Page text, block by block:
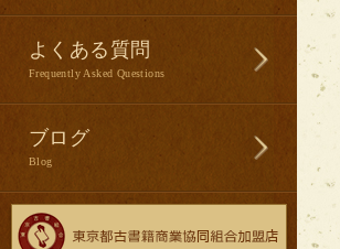
よくある質問
Frequently Asked Questions
ブログ
Blog